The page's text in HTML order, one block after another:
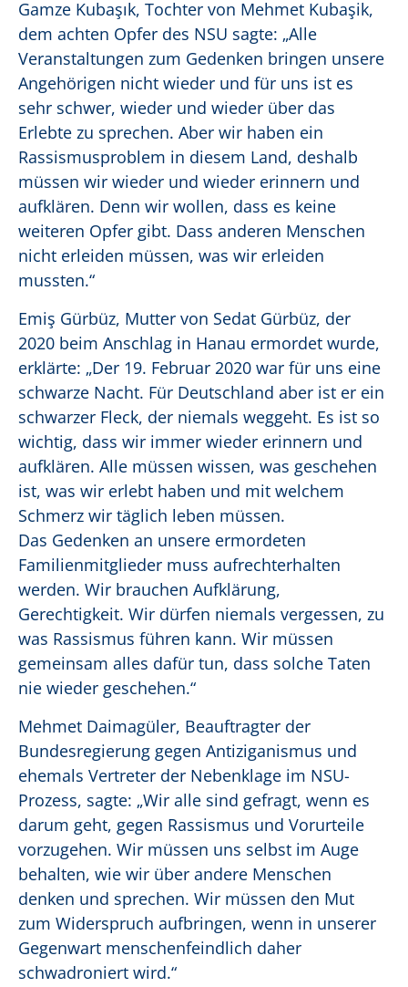
Gamze Kubaşık, Tochter von Mehmet Kubaşik,
dem achten Opfer des NSU sagte: „Alle
Veranstaltungen zum Gedenken bringen unsere
Angehörigen nicht wieder und für uns ist es
sehr schwer, wieder und wieder über das
Erlebte zu sprechen. Aber wir haben ein
Rassismusproblem in diesem Land, deshalb
müssen wir wieder und wieder erinnern und
aufklären. Denn wir wollen, dass es keine
weiteren Opfer gibt. Dass anderen Menschen
nicht erleiden müssen, was wir erleiden
mussten.“
Emiş Gürbüz, Mutter von Sedat Gürbüz, der
2020 beim Anschlag in Hanau ermordet wurde,
erklärte: „Der 19. Februar 2020 war für uns eine
schwarze Nacht. Für Deutschland aber ist er ein
schwarzer Fleck, der niemals weggeht. Es ist so
wichtig, dass wir immer wieder erinnern und
aufklären. Alle müssen wissen, was geschehen
ist, was wir erlebt haben und mit welchem
Schmerz wir täglich leben müssen.
Das Gedenken an unsere ermordeten
Familienmitglieder muss aufrechterhalten
werden. Wir brauchen Aufklärung,
Gerechtigkeit. Wir dürfen niemals vergessen, zu
was Rassismus führen kann. Wir müssen
gemeinsam alles dafür tun, dass solche Taten
nie wieder geschehen.“
Mehmet Daimagüler, Beauftragter der
Bundesregierung gegen Antiziganismus und
ehemals Vertreter der Nebenklage im NSU-
Prozess, sagte: „Wir alle sind gefragt, wenn es
darum geht, gegen Rassismus und Vorurteile
vorzugehen. Wir müssen uns selbst im Auge
behalten, wie wir über andere Menschen
denken und sprechen. Wir müssen den Mut
zum Widerspruch aufbringen, wenn in unserer
Gegenwart menschenfeindlich daher
schwadroniert wird.“